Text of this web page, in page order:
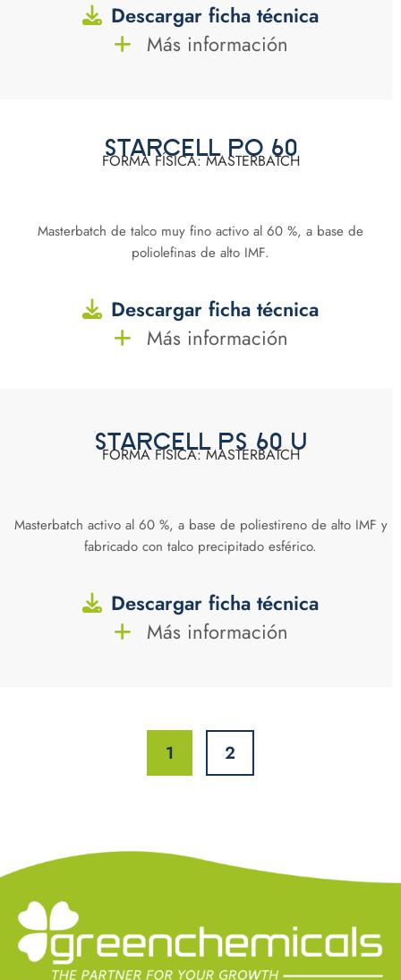
Descargar ficha técnica
Más información
STARCELL PO 60
FORMA FÍSICA: MASTERBATCH
Masterbatch de talco muy fino activo al 60 %, a base de
poliolefinas de alto IMF.
Descargar ficha técnica
Más información
STARCELL PS 60 U
FORMA FÍSICA: MASTERBATCH
Masterbatch activo al 60 %, a base de poliestireno de alto IMF y
fabricado con talco precipitado esférico.
Descargar ficha técnica
Más información
1 2